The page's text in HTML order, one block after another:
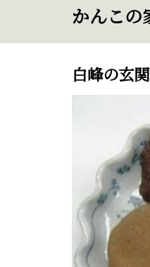
かんこの
白峰の玄